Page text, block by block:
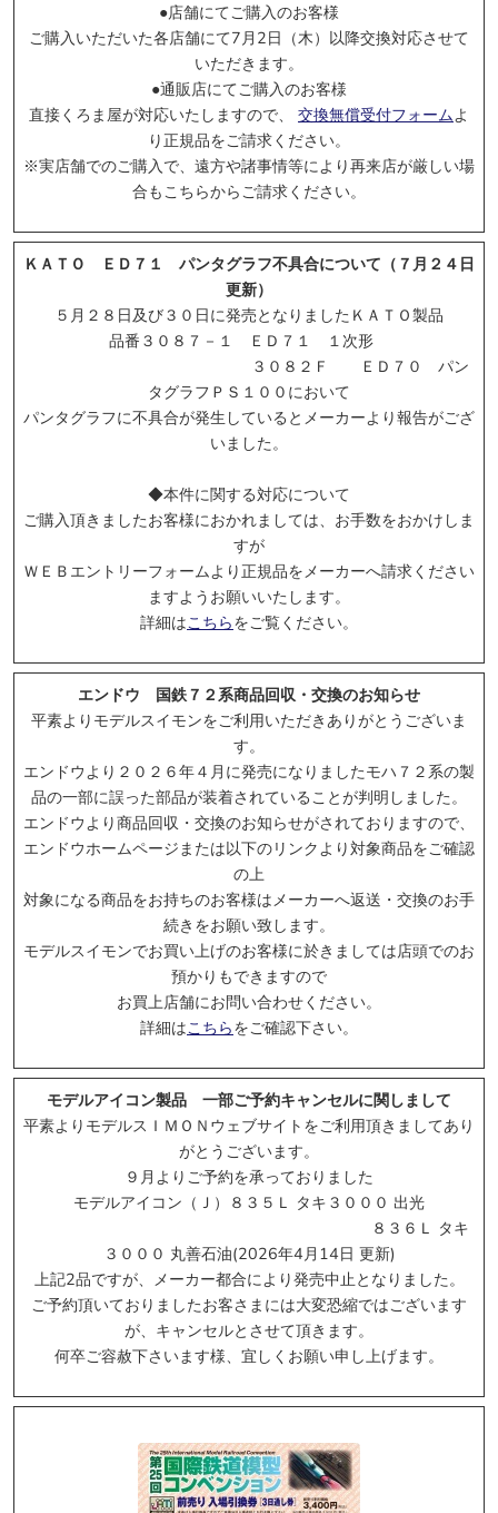
* クリックするとポップアップします
ポポンデッタ
* クリックするとポップアップします
グリーンマックス
* クリックするとポップアップします
5/1受付開始:KATO
* クリックするとポップアップします
4/18受付開始:マイクロエース
* クリックするとポップアップします
* クリックするとポップアップします
4/8受付開始:グリーンマックス
●店舗にてご購入のお客様
ご購入いただいた各店舗にて7月2日（木）以降交換対応させて
いただきます。
●通販店にてご購入のお客様
直接くろま屋が対応いたしますので、 交換無償受付フォームよ
り正規品をご請求ください。
※実店舗でのご購⼊で、遠⽅や諸事情等により再来店が厳しい場
合もこちらからご請求ください。
ＫＡＴＯ ＥＤ７１ パンタグラフ不具合について（７月２４日
更新）
５月２８日及び３０日に発売となりましたＫＡＴＯ製品
品番３０８７－１ ＥＤ７１ １次形
３０８２Ｆ ＥＤ７０ パン
タグラフＰＳ１００において
パンタグラフに不具合が発生しているとメーカーより報告がござ
いました。
◆本件に関する対応について
ご購入頂きましたお客様におかれましては、お手数をおかけしま
すが
ＷＥＢエントリーフォームより正規品をメーカーへ請求ください
ますようお願いいたします。
詳細はこちらをご覧ください。
エンドウ 国鉄７２系商品回収・交換のお知らせ
平素よりモデルスイモンをご利用いただきありがとうございま
す。
エンドウより２０２６年４月に発売になりましたモハ７２系の製
品の一部に誤った部品が装着されていることが判明しました。
エンドウより商品回収・交換のお知らせがされておりますので、
エンドウホームページまたは以下のリンクより対象商品をご確認
の上
対象になる商品をお持ちのお客様はメーカーへ返送・交換のお手
続きをお願い致します。
モデルスイモンでお買い上げのお客様に於きましては店頭でのお
預かりもできますので
お買上店舗にお問い合わせください。
詳細はこちらをご確認下さい。
モデルアイコン製品 一部ご予約キャンセルに関しまして
平素よりモデルスＩＭＯＮウェブサイトをご利用頂きましてあり
がとうございます。
９月よりご予約を承っておりました
モデルアイコン（Ｊ）８３５Ｌ タキ３０００ 出光
８３６Ｌ タキ
３０００ 丸善石油(2026年4月14日 更新)
上記2品ですが、メーカー都合により発売中止となりました。
ご予約頂いておりましたお客さまには大変恐縮ではございます
が、キャンセルとさせて頂きます。
何卒ご容赦下さいます様、宜しくお願い申し上げます。